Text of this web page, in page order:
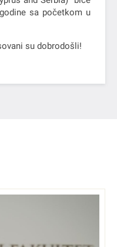
sa početkom u
su dobrodošli!